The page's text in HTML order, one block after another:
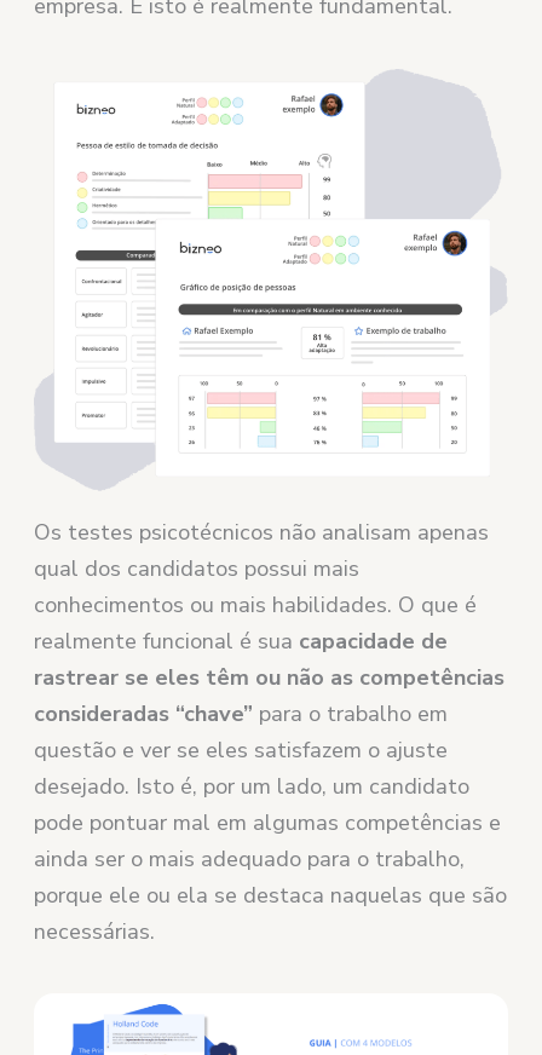
empresa. E isto é realmente fundamental.
Os testes psicotécnicos não analisam apenas
qual dos candidatos possui mais
conhecimentos ou mais habilidades. O que é
realmente funcional é sua capacidade de
rastrear se eles têm ou não as competências
consideradas “chave” para o trabalho em
questão e ver se eles satisfazem o ajuste
desejado. Isto é, por um lado, um candidato
pode pontuar mal em algumas competências e
ainda ser o mais adequado para o trabalho,
porque ele ou ela se destaca naquelas que são
necessárias.